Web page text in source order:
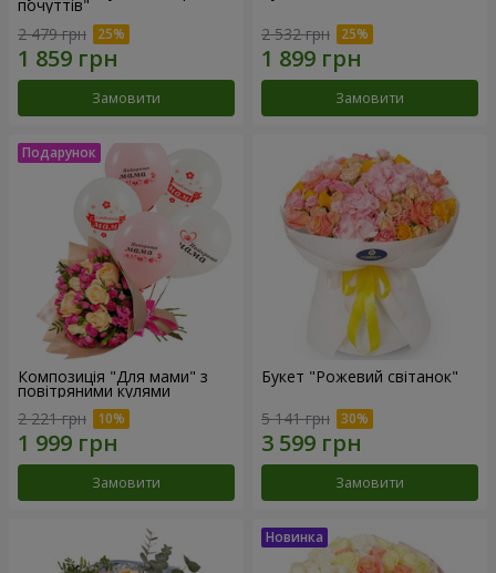
почуттів"
2 479 грн
Замовити
2 532 грн
Замовити
Композиція "Для мами" з
повітряними кулями
2 221 грн
Замовити
Букет "Рожевий світанок"
5 141 грн
Замовити